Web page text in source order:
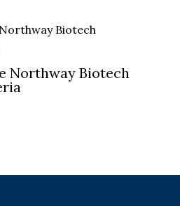
Northway Biotech